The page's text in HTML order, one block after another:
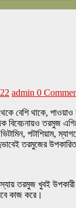
admin 0
বেশি থাকে,
বিবেচনায়ও তরমুজ
পটাশিয়াম,
তরমুজের
তরমুজ খুবই
কাজ করে।